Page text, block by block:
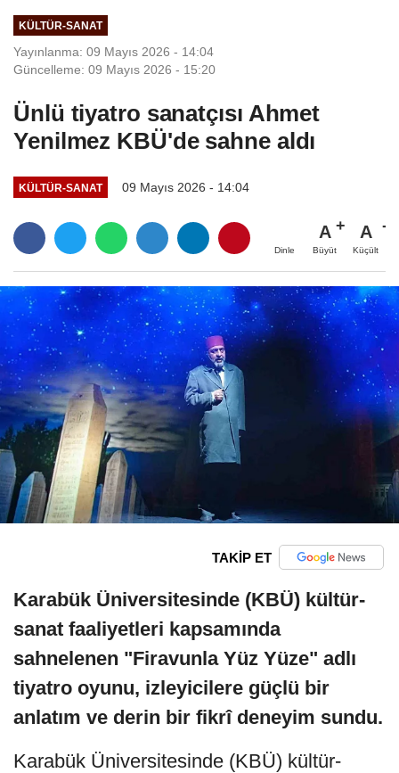
KÜLTÜR-SANAT
Yayınlanma: 09 Mayıs 2026 - 14:04
Güncelleme: 09 Mayıs 2026 - 15:20
Ünlü tiyatro sanatçısı Ahmet
Yenilmez KBÜ'de sahne aldı
KÜLTÜR-SANAT 09 Mayıs 2026 - 14:04
Dinle
A
Büyüt
A
Küçült
TAKİP ET
Karabük Üniversitesinde (KBÜ) kültür-
sanat faaliyetleri kapsamında
sahnelenen "Firavunla Yüz Yüze" adlı
tiyatro oyunu, izleyicilere güçlü bir
anlatım ve derin bir fikrî deneyim sundu.
Karabük Üniversitesinde (KBÜ) kültür-